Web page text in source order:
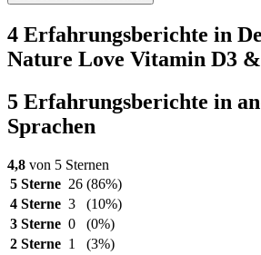
4 Erfahrungsberichte in
Nature Love Vitamin D3
5 Erfahrungsberichte in
Sprachen
4,8 von 5 Sternen
5 Sterne 26 (86%)
4 Sterne 3
(10%)
3 Sterne 0
(0%)
2 Sterne 1
(3%)